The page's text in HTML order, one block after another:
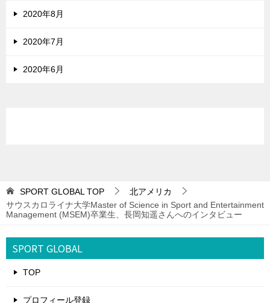
2020年8月
2020年7月
2020年6月
SPORT GLOBAL TOP
北アメリカ
サウスカロライナ大学Master of Science in Sport and Entertainment
Management (MSEM)卒業生、長岡知遥さんへのインタビュー
SPORT GLOBAL
TOP
プロフィール登録